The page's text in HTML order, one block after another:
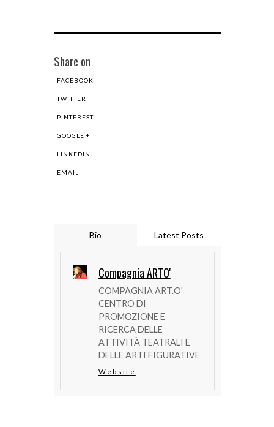
Share on
FACEBOOK
TWITTER
PINTEREST
GOOGLE +
LINKEDIN
EMAIL
Bio Latest Posts
Compagnia ARTO'
COMPAGNIA ART.O'
CENTRO DI
PROMOZIONE E
RICERCA DELLE
ATTIVITÀ TEATRALI E
DELLE ARTI FIGURATIVE
Website